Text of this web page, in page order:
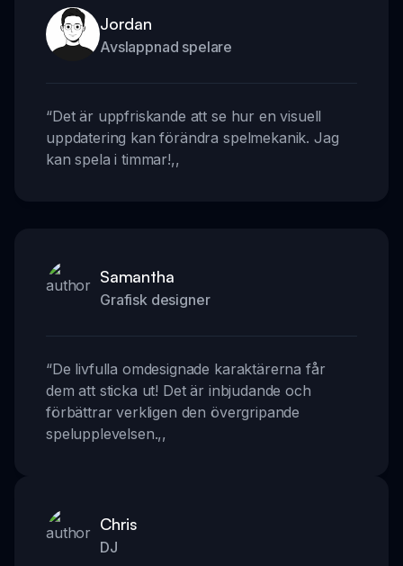
Jordan
Avslappnad spelare
“Det är uppfriskande att se hur en visuell
uppdatering kan förändra spelmekanik. Jag
kan spela i timmar!,,
Samantha
Grafisk designer
“De livfulla omdesignade karaktärerna får
dem att sticka ut! Det är inbjudande och
förbättrar verkligen den övergripande
spelupplevelsen.,,
Chris
DJ